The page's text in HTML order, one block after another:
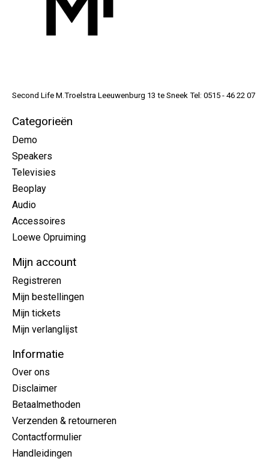
Second Life M.Troelstra Leeuwenburg 13 te Sneek Tel: 0515 - 46 22 07
Categorieën
Demo
Speakers
Televisies
Beoplay
Audio
Accessoires
Loewe Opruiming
Mijn account
Registreren
Mijn bestellingen
Mijn tickets
Mijn verlanglijst
Informatie
Over ons
Disclaimer
Betaalmethoden
Verzenden & retourneren
Contactformulier
Handleidingen